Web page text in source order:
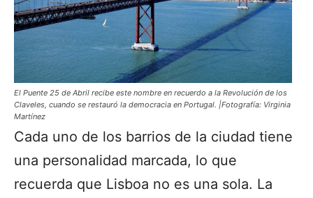
El Puente 25 de Abril recibe este nombre en recuerdo a la Revolución de los
Claveles, cuando se restauró la democracia en Portugal. |Fotografía: Virginia
Martínez
Cada uno de los barrios de la ciudad tiene
una personalidad marcada, lo que
recuerda que Lisboa no es una sola. La